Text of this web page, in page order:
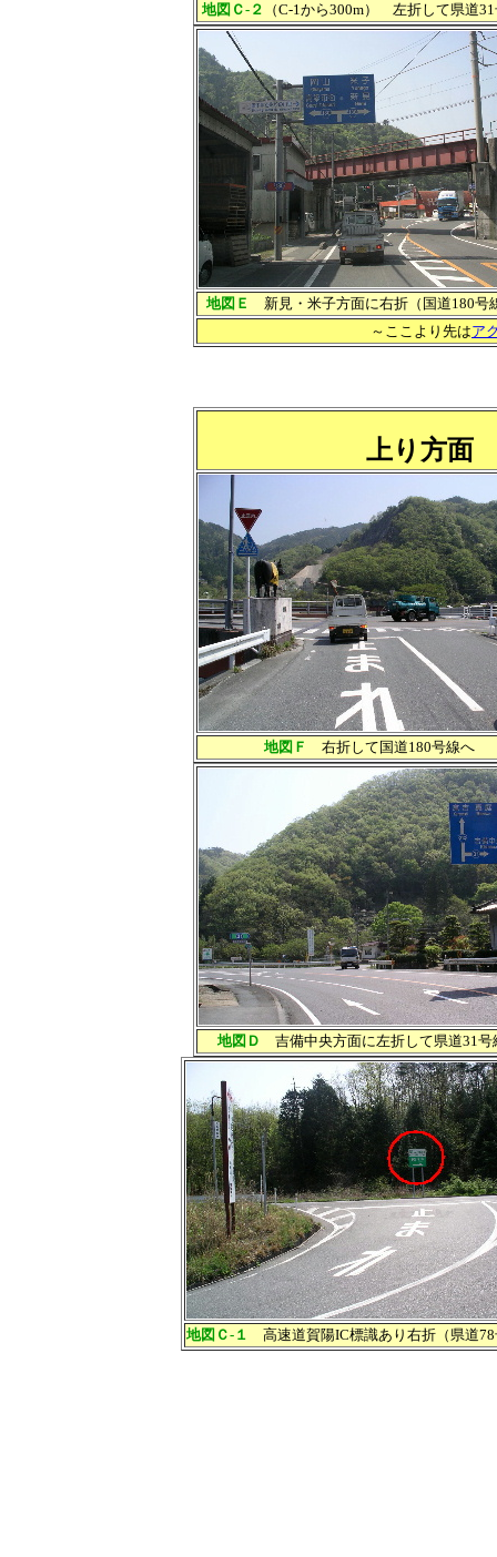
地図Ｃ-２ （C-1から300m） 左折して県道
地図Ｅ
新見・米子方面に右折（国道180号
～ここより先はア
上り方面
地図Ｆ 右折して国道180号線へ
地図Ｄ 吉備中央方面に左折して県道31号
地図Ｃ-１ 高速道賀陽IC標識あり右折（県道